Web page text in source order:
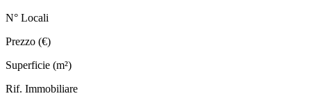
N° Locali
Prezzo (€)
Superficie (m²)
Rif. Immobiliare